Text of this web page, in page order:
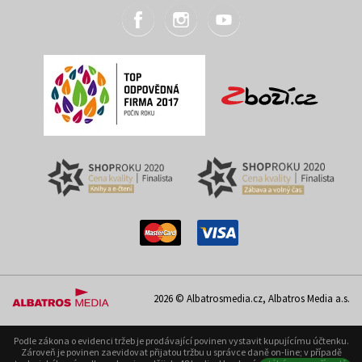
2026 © Albatrosmedia.cz, Albatros Media a.s.
Podle zákona o evidenci tržeb je prodávající povinen vystavit kupujícímu účtenku.
Zároveň je povinen zaevidovat přijatou tržbu u správce daně on-line; v případě